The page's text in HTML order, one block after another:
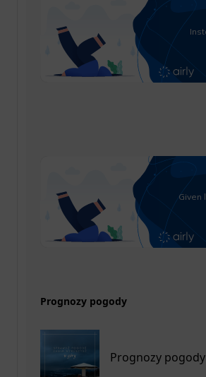
Prognozy pogody
Prognozy pogody